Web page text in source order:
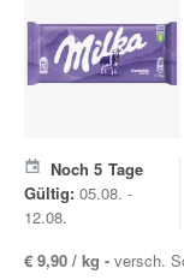
Noch 5 Tage
Gültig: 05.08. -
12.08.
€ 9,90 / kg - versch.